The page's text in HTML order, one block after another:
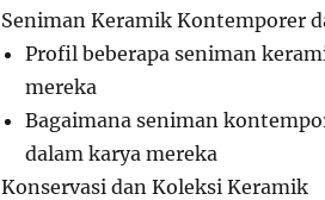
Seniman Keramik Kontemporer
Profil beberapa seniman
mereka
Bagaimana seniman
dalam karya mereka
Konservasi dan Koleksi Keramik